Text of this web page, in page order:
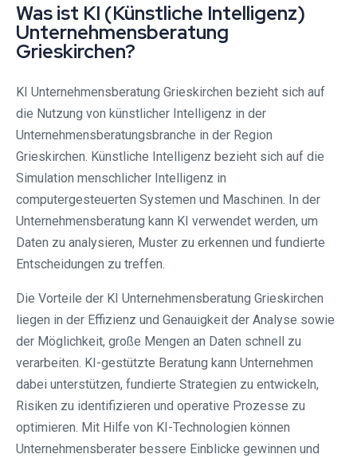
Was ist KI (Künstliche Intelligenz)
Unternehmensberatung
Grieskirchen?
KI Unternehmensberatung Grieskirchen bezieht sich auf
die Nutzung von künstlicher Intelligenz in der
Unternehmensberatungsbranche in der Region
Grieskirchen. Künstliche Intelligenz bezieht sich auf die
Simulation menschlicher Intelligenz in
computergesteuerten Systemen und Maschinen. In der
Unternehmensberatung kann KI verwendet werden, um
Daten zu analysieren, Muster zu erkennen und fundierte
Entscheidungen zu treffen.
Die Vorteile der KI Unternehmensberatung Grieskirchen
liegen in der Effizienz und Genauigkeit der Analyse sowie
der Möglichkeit, große Mengen an Daten schnell zu
verarbeiten. KI-gestützte Beratung kann Unternehmen
dabei unterstützen, fundierte Strategien zu entwickeln,
Risiken zu identifizieren und operative Prozesse zu
optimieren. Mit Hilfe von KI-Technologien können
Unternehmensberater bessere Einblicke gewinnen und